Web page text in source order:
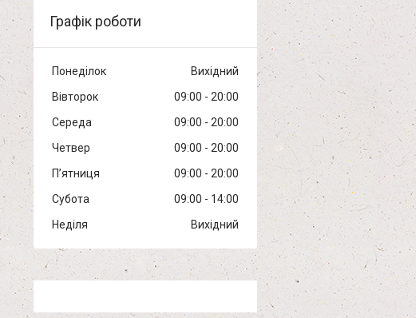
Графік роботи
Понеділок
Вихідний
Вівторок
09:00
20:00
Середа
09:00
20:00
Четвер
09:00
20:00
Пʼятниця
09:00
20:00
Субота
09:00
14:00
Неділя
Вихідний